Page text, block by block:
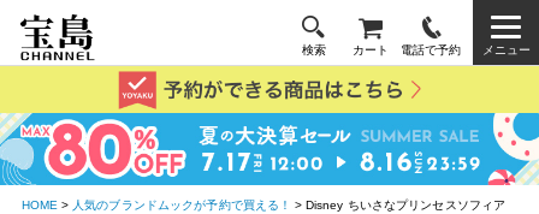
検索 カート 電話で予約 メニュー
HOME > 人気のブランドムックが予約で買える！
> Disney ちいさなプリンセスソフィア